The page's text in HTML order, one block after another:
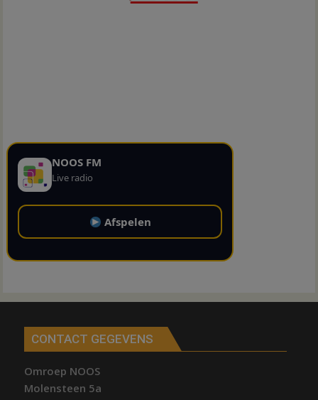
NOOS FM
Live radio
Afspelen
CONTACT GEGEVENS
Omroep NOOS
Molensteen 5a